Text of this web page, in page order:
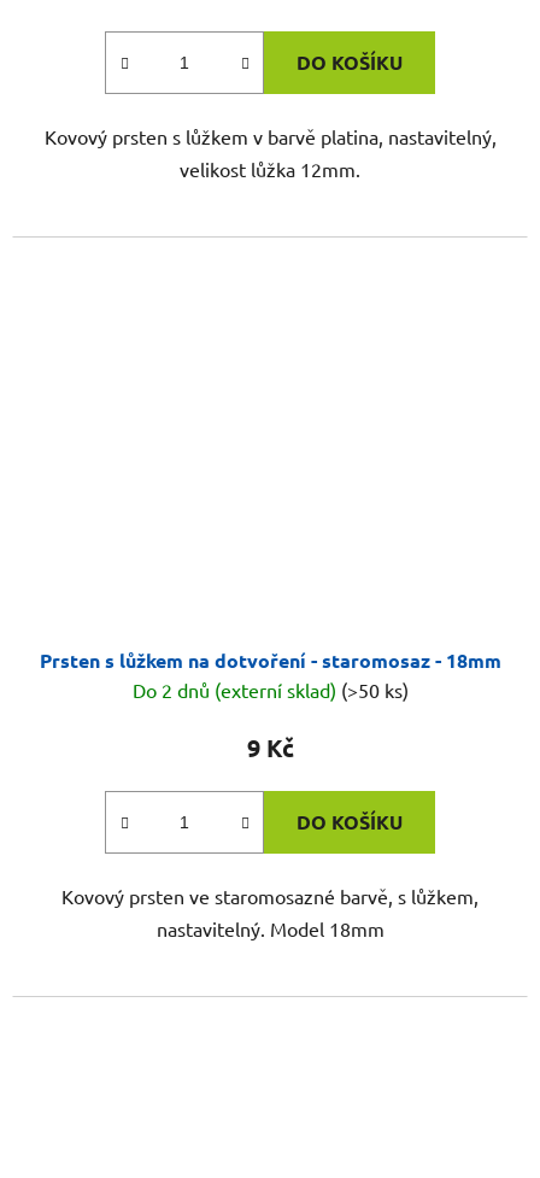
DO KOŠÍKU
Kovový prsten s lůžkem v barvě platina, nastavitelný,
velikost lůžka 12mm.
Prsten s lůžkem na dotvoření - staromosaz - 18mm
Do 2 dnů (externí sklad) (>50 ks)
9 Kč
DO KOŠÍKU
Kovový prsten ve staromosazné barvě, s lůžkem,
nastavitelný. Model 18mm